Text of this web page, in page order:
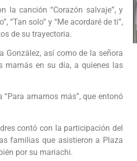
la canción “Corazón salvaje”, y
“Tan solo” y “Me acordaré de ti”,
de su trayectoria.
González, así como de la señora
mamás en su día, a quienes las
amarnos más”, que entonó
contó con la participación del
familias que asistieron a Plaza
por su mariachi.